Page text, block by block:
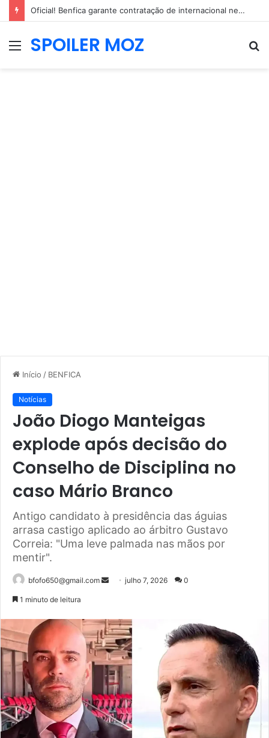
Oficial! Benfica garante contratação de internacional neerlandês de 2,04m
MenuSPOILER MOZ
Início / BENFICA
Notícias
João Diogo Manteigas
explode após decisão do
Conselho de Disciplina no
caso Mário Branco
Antigo candidato à presidência das águias
arrasa castigo aplicado ao árbitro Gustavo
Correia: "Uma leve palmada nas mãos por
mentir".
bfofo650@gmail.com
Mande
mail
julho 7, 2026 0
1 minuto de leitura